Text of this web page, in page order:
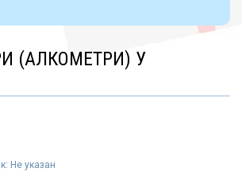
(АЛКОМЕТРИ) У
Не указан